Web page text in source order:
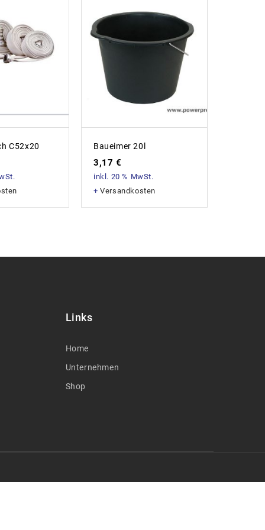
C52x20 Baueimer 20l
3,17 €
inkl. 20 % MwSt.
+Versandkosten
Links
Home
Unternehmen
Shop